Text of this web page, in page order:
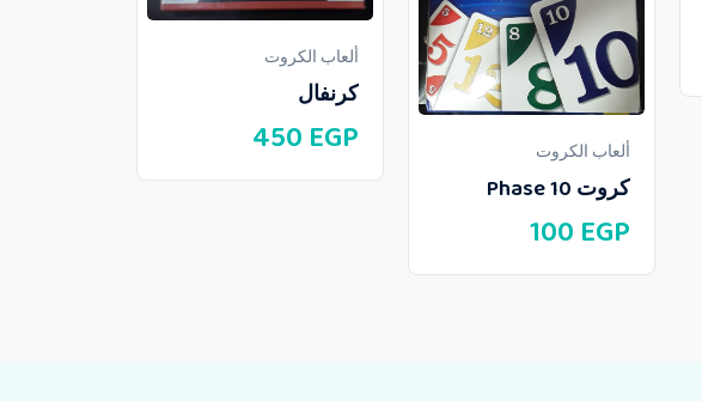
ألعاب الكروت
كروت Phase 10
100 EGP
ألعاب الكروت
كرنفال
450 EGP